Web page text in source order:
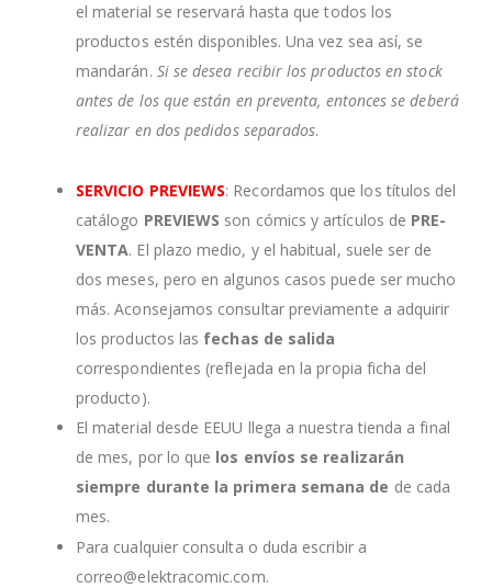
el material se reservará hasta que todos los
productos estén disponibles. Una vez sea así, se
mandarán. Si se desea recibir los productos en stock
antes de los que están en preventa, entonces se deberá
realizar en dos pedidos separados.
SERVICIO PREVIEWS: Recordamos que los títulos del
catálogo PREVIEWS son cómics y artículos de PRE-
VENTA. El plazo medio, y el habitual, suele ser de
dos meses, pero en algunos casos puede ser mucho
más. Aconsejamos consultar previamente a adquirir
los productos las fechas de salida
correspondientes (reflejada en la propia ficha del
producto).
El material desde EEUU llega a nuestra tienda a final
de mes, por lo que los envíos se realizarán
siempre durante la primera semana de de cada
mes.
Para cualquier consulta o duda escribir a
correo@elektracomic.com.